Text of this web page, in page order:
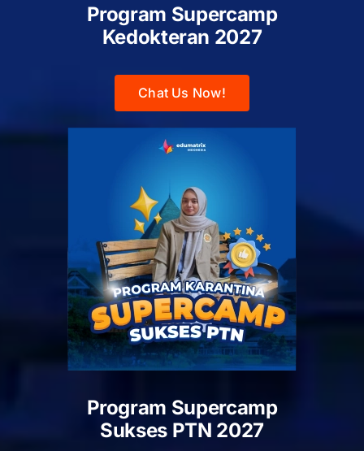
Program Supercamp
Kedokteran 2027
Chat Us Now!
Program Supercamp
Sukses PTN 2027